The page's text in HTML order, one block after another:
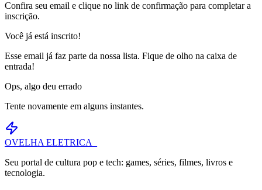
Confira seu email e clique no link de confirmação para completar a
inscrição.
Você já está inscrito!
Esse email já faz parte da nossa lista. Fique de olho na caixa de
entrada!
Ops, algo deu errado
Tente novamente em alguns instantes.
OVELHA ELETRICA_
Seu portal de cultura pop e tech: games, séries, filmes, livros e
tecnologia.